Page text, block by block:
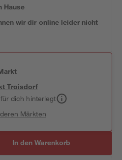
Hause
wir dir online leider nicht
Troisdorf
dich hinterlegt
Märkten
In den Warenkorb